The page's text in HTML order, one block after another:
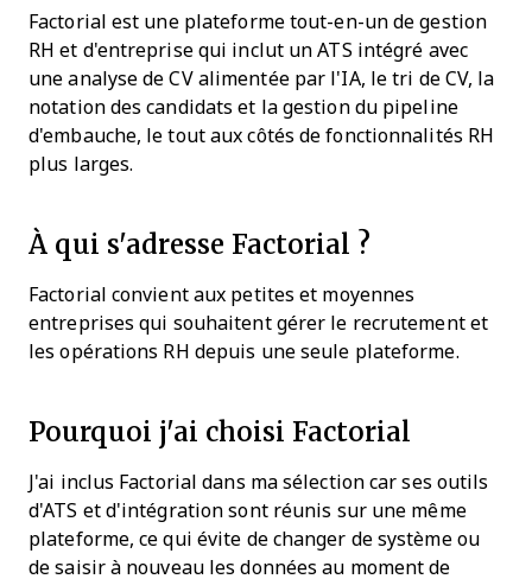
Factorial est une plateforme tout-en-un de gestion
RH et d'entreprise qui inclut un ATS intégré avec
une analyse de CV alimentée par l'IA, le tri de CV, la
notation des candidats et la gestion du pipeline
d'embauche, le tout aux côtés de fonctionnalités RH
plus larges.
À qui s'adresse Factorial ?
Factorial convient aux petites et moyennes
entreprises qui souhaitent gérer le recrutement et
les opérations RH depuis une seule plateforme.
Pourquoi j'ai choisi Factorial
J'ai inclus Factorial dans ma sélection car ses outils
d'ATS et d'intégration sont réunis sur une même
plateforme, ce qui évite de changer de système ou
de saisir à nouveau les données au moment de